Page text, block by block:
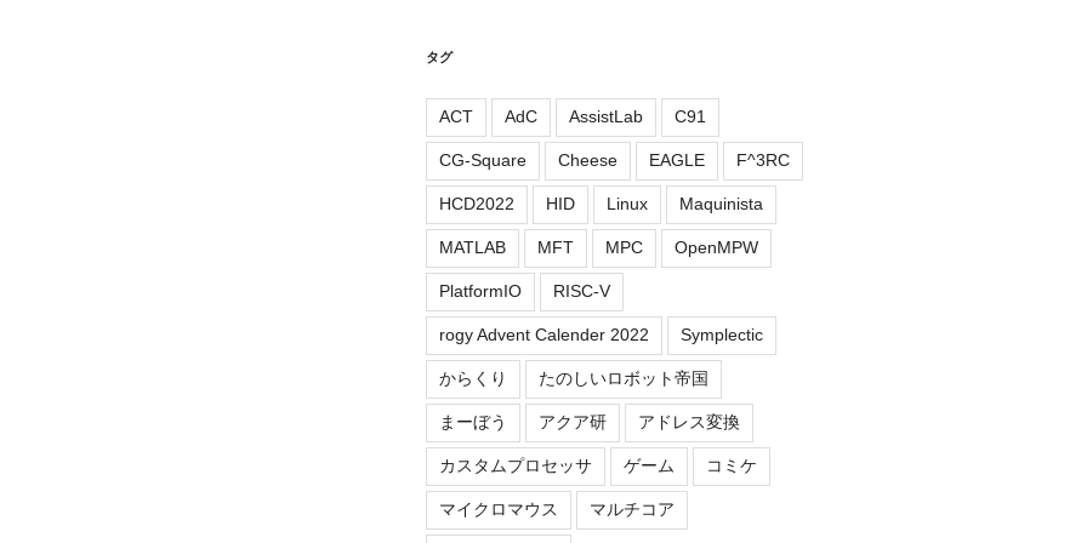
タグ
ACT AdC AssistLab C91
CG-Square Cheese EAGLE F^3RC
HCD2022 HID Linux Maquinista
MATLAB MFT MPC OpenMPW
PlatformIO RISC-V
rogy Advent Calender 2022 Symplectic
からくり たのしいロボット帝国
まーぼう アクア研 アドレス変換
カスタムプロセッサ ゲーム コミケ
マイクロマウス マルチコア